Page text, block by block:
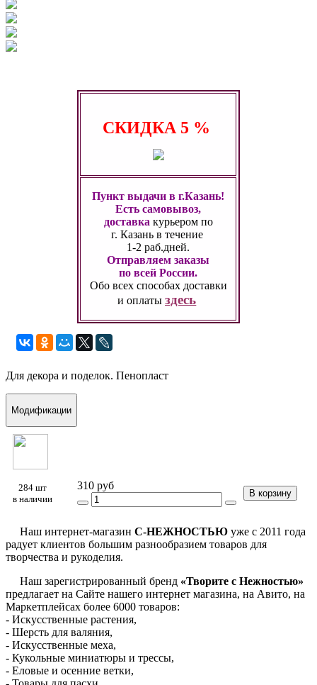
СКИДКА 5 %
Пункт выдачи в г.Казань!
Есть самовывоз,
доставка курьером по
г. Казань в течение
1-2 раб.дней.
Отправляем заказы
по всей России.
Обо всех способах доставки
и оплатыздесь
Для декора и поделок. Пенопласт
Модификации
284 шт
в наличии
310 руб
В корзину
Наш интернет-магазин С-НЕЖНОСТЬЮ уже с 2011 года
радует клиентов большим разнообразием товаров для
творчества и рукоделия.
Наш зарегистрированный бренд «Творите с Нежностью»
предлагает на Сайте нашего интернет магазина, на Авито, на
Маркетплейсах более 6000 товаров:
- Искусственные растения,
- Шерсть для валяния,
- Искусственные меха,
- Кукольные миниатюры и трессы,
- Еловые и осенние ветки,